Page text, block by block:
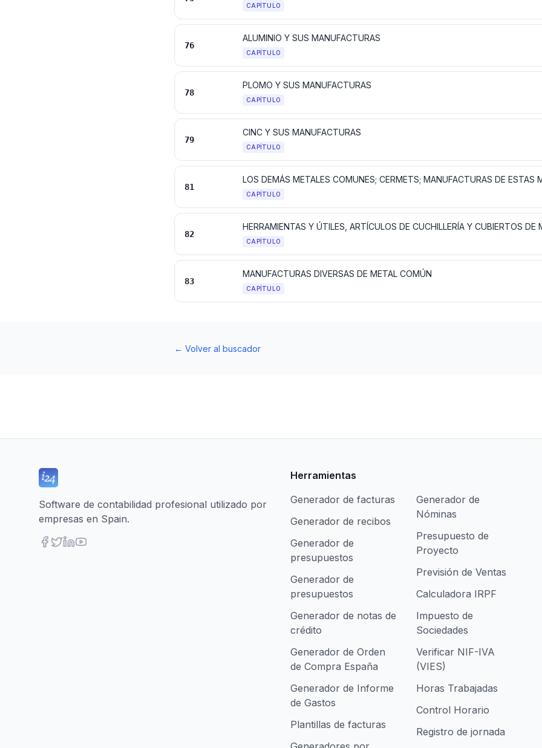
CAPÍTULO
76
ALUMINIO Y SUS MANUFACTURAS
CAPÍTULO
78
PLOMO Y SUS MANUFACTURAS
CAPÍTULO
79
CINC Y SUS MANUFACTURAS
CAPÍTULO
81
LOS DEMÁS METALES COMUNES; CERMETS; MANUFACTURAS DE ESTAS
CAPÍTULO
82
CAPÍTULO
83
MANUFACTURAS DIVERSAS DE METAL COMÚN
CAPÍTULO
← Volver al buscador
Software de contabilidad profesional utilizado por
empresas en Spain.
Herramientas
Generador de facturas
Generador de recibos
Generador de
presupuestos
Generador de
presupuestos
Generador de notas de
crédito
Generador de Orden
de Compra España
Generador de Informe
de Gastos
Plantillas de facturas
Generador de
Nóminas
Presupuesto de
Proyecto
Previsión de Ventas
Calculadora IRPF
Impuesto de
Sociedades
Verificar NIF-IVA
(VIES)
Horas Trabajadas
Control Horario
Registro de jornada